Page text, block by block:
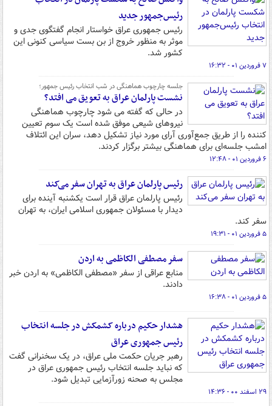
رئیس‌جمهور جدید
رئیس جمهوری عراق خواستار انجام گفتگوی جدی و
موثر به منظور خروج از بن بست سیاسی کنونی این
کشور شد.
۷ فروردین ۰۱ - ۱۶:۳۲
جلسه چارچوب هماهنگی در شب انتخاب رئیس جمهور؛
نشست پارلمان عراق به تعویق می افتد؟
در حالی که گفته می شود چارچوب هماهنگی
نیروهای شیعی موفق شده است یک سوم تعیین
کننده را از طریق جمع‌آوری آرای مورد نیاز تشکیل دهد، سران این ائتلاف
امشب جلسه‌ای برای هماهنگی بیشتر برگزار کردند.
۶ فروردین ۰۱ - ۱۲:۴۸
رئیس پارلمان عراق به تهران سفر می‌کند
رئیس پارلمان عراق قرار است یکشنبه آینده برای
دیدار با مسئولان جمهوری اسلامی ایران، به تهران
سفر کند.
۵ فروردین ۰۱ - ۱۹:۳۱
سفر مصطفی الکاظمی به اردن
منابع عراقی از سفر «مصطفی الکاظمی» به اردن خبر
دادند.
۵ فروردین ۰۱ - ۱۶:۳۸
هشدار حکیم درباره کشمکش در جلسه انتخاب
رئیس جمهوری عراق
رهبر جریان حکمت ملی عراق، در یک سخنرانی گفت
که نباید جلسه انتخاب رئیس جمهوری عراق در
مجلس به صحنه زورآزمایی تبدیل شود.
۲۹ اسفند ۰۰ - ۱۴:۳۶